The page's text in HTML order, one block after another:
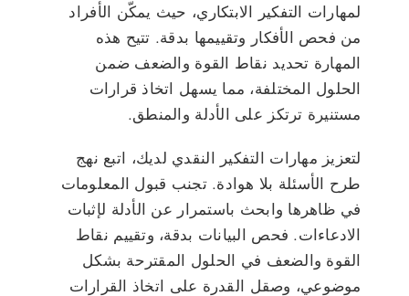
لمهارات التفكير الابتكاري، حيث يمكّن الأفراد
من فحص الأفكار وتقييمها بدقة. تتيح هذه
المهارة تحديد نقاط القوة والضعف ضمن
الحلول المختلفة، مما يسهل اتخاذ قرارات
مستنيرة ترتكز على الأدلة والمنطق.
لتعزيز مهارات التفكير النقدي لديك، اتبع نهج
طرح الأسئلة بلا هوادة. تجنب قبول المعلومات
في ظاهرها وابحث باستمرار عن الأدلة لإثبات
الادعاءات. فحص البيانات بدقة، وتقييم نقاط
القوة والضعف في الحلول المقترحة بشكل
موضوعي، وصقل القدرة على اتخاذ القرارات